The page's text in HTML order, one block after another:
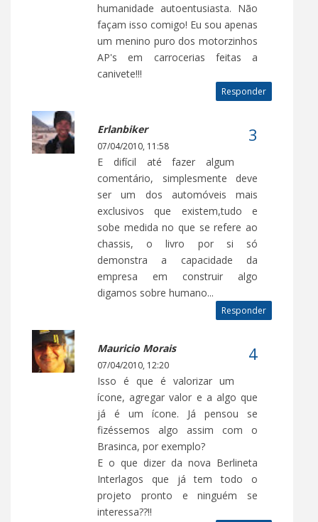
humanidade autoentusiasta. Não
façam isso comigo! Eu sou apenas
um menino puro dos motorzinhos
AP's em carrocerias feitas a
canivete!!!
Responder
Erlanbiker
07/04/2010, 11:58
E difícil até fazer algum
comentário, simplesmente deve
ser um dos automóveis mais
exclusivos que existem,tudo e
sobe medida no que se refere ao
chassis, o livro por si só
demonstra a capacidade da
empresa em construir algo
digamos sobre humano...
Responder
Mauricio Morais
07/04/2010, 12:20
Isso é que é valorizar um
ícone, agregar valor e a algo que
já é um ícone. Já pensou se
fizéssemos algo assim com o
Brasinca, por exemplo?
E o que dizer da nova Berlineta
Interlagos que já tem todo o
projeto pronto e ninguém se
interessa??!!